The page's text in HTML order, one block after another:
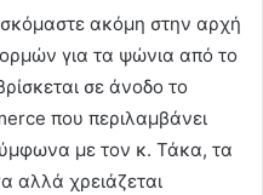
ακόμη στην αρχή
για τα ψώνια από το
σε άνοδο το
που περιλαμβάνει
με τον κ. Τάκα, τα
αλλά χρειάζεται